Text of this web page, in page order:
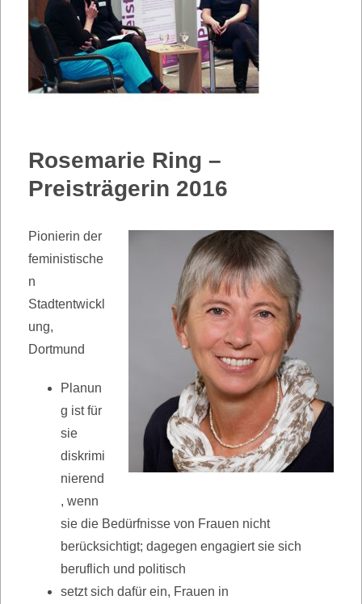
Rosemarie Ring –
Preisträgerin 2016
Pionierin der
feministische
n
Stadtentwickl
ung,
Dortmund
Planun
g ist für
sie
diskrimi
nierend
, wenn
sie die Bedürfnisse von Frauen nicht
berücksichtigt; dagegen engagiert sie sich
beruflich und politisch
setzt sich dafür ein, Frauen in